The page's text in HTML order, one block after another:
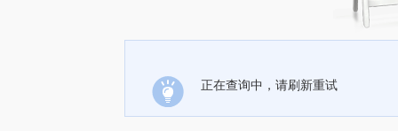
正在查询中，请刷新重试